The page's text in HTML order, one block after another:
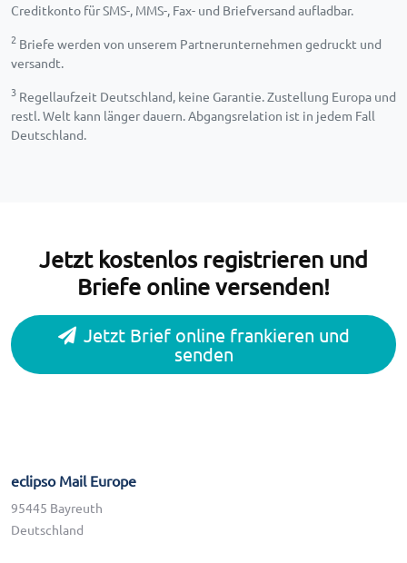
Creditkonto für SMS-, MMS-, Fax- und Briefversand aufladbar.
2 Briefe werden von unserem Partnerunternehmen gedruckt und
versandt.
3 Regellaufzeit Deutschland, keine Garantie. Zustellung Europa und
restl. Welt kann länger dauern. Abgangsrelation ist in jedem Fall
Deutschland.
Jetzt kostenlos registrieren und
Briefe online versenden!
Jetzt Brief online frankieren und
senden
eclipso Mail Europe
95445 Bayreuth
Deutschland